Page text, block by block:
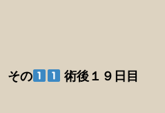
その 術後１９日目